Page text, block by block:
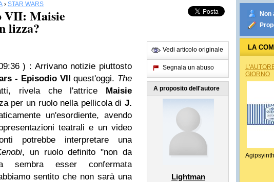
› STAR WARS
VII: Maisie
lizza?
) : Arrivano notizie piuttosto
- Episodio VII quest'oggi. The
rivela che l'attrice Maisie
per un ruolo nella pellicola di J.
un'esordiente, avendo
teatrali e un video
potrebbe interpretare una
, un ruolo definito "non da
sembra esser confermata
sentito che non sarà una
Vedi articolo originale
Segnala un abuso
A proposito dell'autore
Lightman
Non
LA
GIORNO